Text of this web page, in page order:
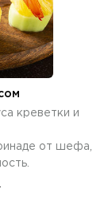
креветки и
от шефа,